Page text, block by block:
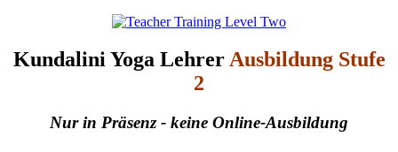
Kundalini Yoga Lehrer Ausbildung Stufe
2
Nur in Präsenz - keine Online-Ausbildung